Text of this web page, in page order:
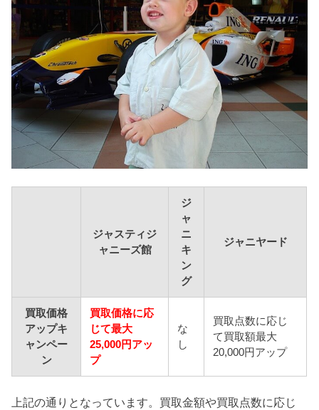
ジャスティジ
ャニーズ館
ジ
ャ
ニ
キ
ン
グ
ジャニヤード
買取価格
アップキ
ャンペー
ン
買取価格に応
じて最大
25,000円アッ
プ
な
し
買取点数に応じ
て買取額最大
20,000円アップ
上記の通りとなっています。買取金額や買取点数に応じ